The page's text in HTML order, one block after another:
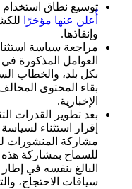
توسيع نطاق استخدام
أُعلن عنها مؤخرًا
وإنفاذها.
مراجعة سياسة
العوامل المذكورة
بكل بلد، والخطاب
بقاء المحتوى
الإخبارية.
إقرار استثناء
للسماح بمشاركة
البالغ بنفسه في
سياقات الاحتجاج،